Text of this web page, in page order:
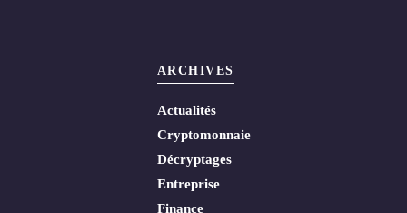
ARCHIVES
Actualités
Cryptomonnaie
Décryptages
Entreprise
Finance